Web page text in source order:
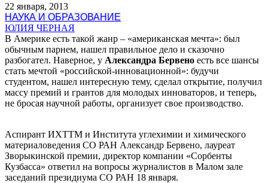
22 января, 2013
НАУКА И ОБРАЗОВАНИЕ
ЮЛИЯ ЧЕРНАЯ
В Америке есть такой жанр – «американская мечта»: был
обычным парнем, нашел правильное дело и сказочно
разбогател. Наверное, у Александра Бервено есть все шансы
стать мечтой «российской-инновационной»: будучи
студентом, нашел интересную тему, сделал открытие, получил
массу премий и грантов для молодых инноваторов, и теперь,
не бросая научной работы, организует свое производство.
Аспирант ИХТТМ и Института углехимии и химического
материаловедения СО РАН Александр Бервено, лауреат
Зворыкинской премии, директор компании «Сорбенты
Кузбасса» ответил на вопросы журналистов в Малом зале
заседаний президиума СО РАН 18 января.